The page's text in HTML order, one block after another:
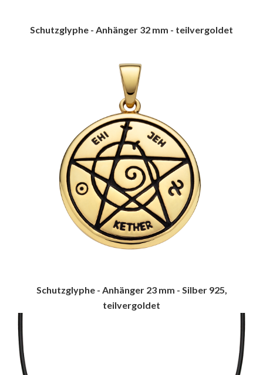
Schutzglyphe - Anhänger 32 mm - teilvergoldet
Schutzglyphe - Anhänger 23 mm - Silber 925,
teilvergoldet